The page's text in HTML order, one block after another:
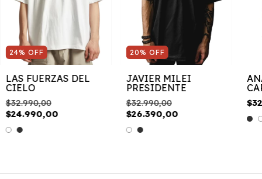
24% OFF
LAS FUERZAS DEL
CIELO
$32.990,00
$24.990,00
20% OFF
JAVIER MILEI
PRESIDENTE
$32.990,00
$26.390,00